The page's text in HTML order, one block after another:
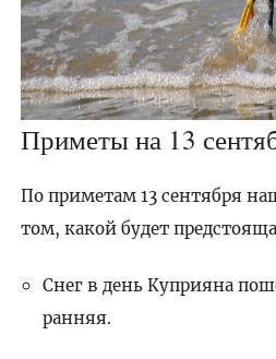
Приметы на 13
По приметам 13 сентября
том, какой будет
Снег в день Куприяна
ранняя.